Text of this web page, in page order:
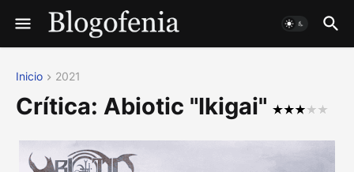
Inicio 2021
Crítica: Abiotic "Ikigai"